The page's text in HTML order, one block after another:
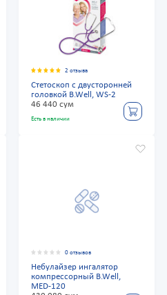
2 отзыва
Стетоскоп с двусторонней
головкой B.Well, WS-2
46 440 сум
Есть в наличии
0 отзывов
Небулайзер ингалятор
компрессорный B.Well,
MED-120